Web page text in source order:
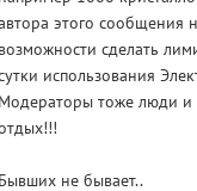
этого сообщения
возможности сделать
использования
Модераторы тоже люди
Бывших не бывает..